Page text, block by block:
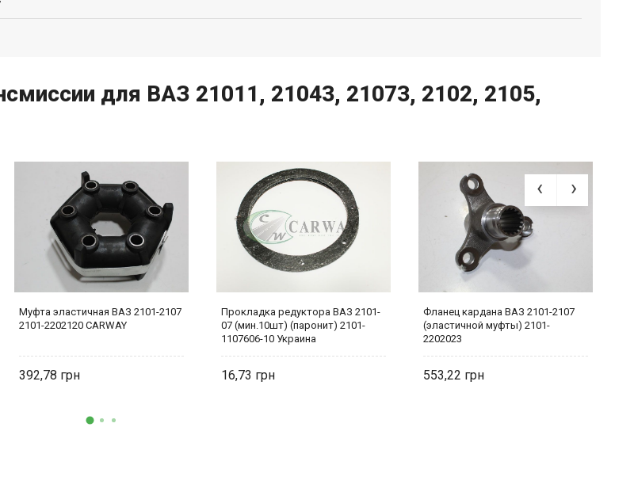
для ВАЗ 21011, 21043, 21073, 2102, 2105,
Муфта эластичная ВАЗ 2101-2107
2101-2202120 CARWAY
392,78
Прокладка редуктора ВАЗ 2101-
07 (мин.10шт) (паронит) 2101-
1107606-10 Украина
16,73
Фланец кардана ВАЗ 2101-2107
(эластичной муфты) 2101-
2202023
553,22